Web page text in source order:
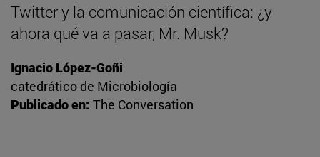
Twitter y la comunicación científica: ¿y
ahora qué va a pasar, Mr. Musk?
Ignacio López-Goñi
catedrático de Microbiología
Publicado en: The Conversation